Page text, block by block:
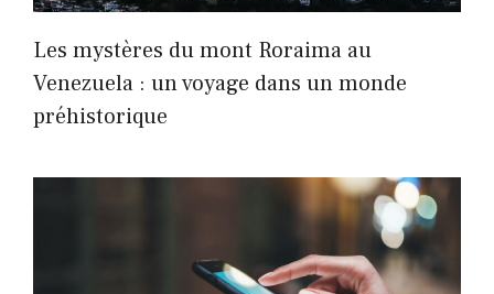
Les mystères du mont Roraima au
Venezuela : un voyage dans un monde
préhistorique